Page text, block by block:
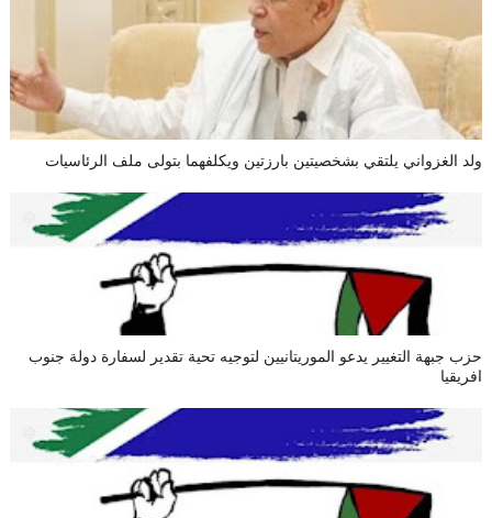
ولد الغزواني يلتقي بشخصيتين بارزتين ويكلفهما بتولى ملف الرئاسيات
حزب جبهة التغيير يدعو الموريتانيين لتوجيه تحية تقدير لسفارة دولة جنوب
افريقيا